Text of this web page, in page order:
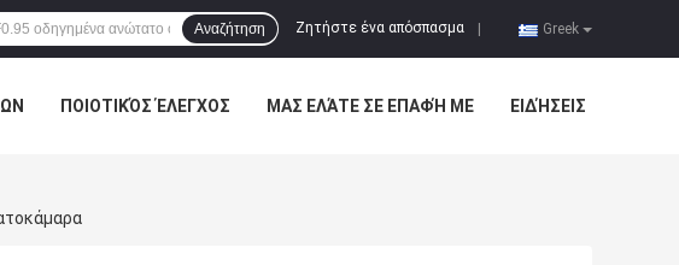
Greek
Ζητήστε ένα απόσπασμα
Αναζήτηση
ΠΟΙΟΤΙΚΌΣ ΈΛΕΓΧΟΣ ΜΑΣ ΕΛΆΤΕ ΣΕ ΕΠΑΦΉ ΜΕ ΕΙΔΉΣΕΙΣ